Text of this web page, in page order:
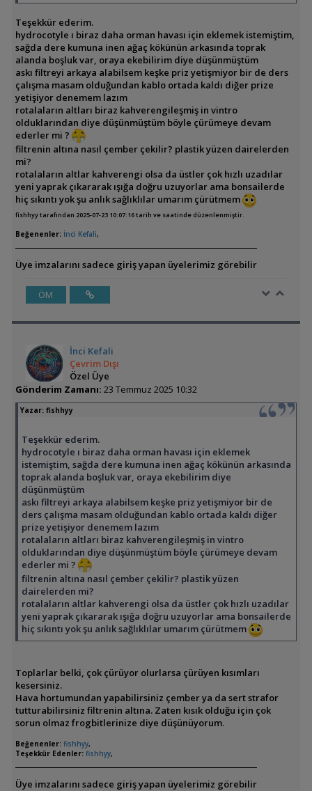
Teşekkür ederim.
hydrocotyle ı biraz daha orman havası için eklemek istemiştim,
sağda dere kumuna inen ağaç kökünün arkasında toprak
alanda boşluk var, oraya ekebilirim diye düşünmüştüm
askı filtreyi arkaya alabilsem keşke priz yetişmiyor bir de ders
çalışma masam olduğundan kablo ortada kaldı diğer prize
yetişiyor denemem lazım
rotalaların altları biraz kahverengileşmiş in vintro
olduklarından diye düşünmüştüm böyle çürümeye devam
ederler mi ?
filtrenin altına nasıl çember çekilir? plastik yüzen dairelerden
mi?
rotalaların altlar kahverengi olsa da üstler çok hızlı uzadılar
yeni yaprak çıkararak ışığa doğru uzuyorlar ama bonsailerde
hiç sıkıntı yok şu anlık sağlıklılar umarım çürütmem
fishhyy tarafından 2025-07-23 10:07:16 tarih ve saatinde düzenlenmiştir.
Beğenenler: İnci Kefali,
Üye imzalarını sadece giriş yapan üyelerimiz görebilir
ÖM
İnci Kefali
Çevrim Dışı
Özel Üye
Gönderim Zamanı: 23 Temmuz 2025 10:32
Yazar: fishhyy
Teşekkür ederim.
hydrocotyle ı biraz daha orman havası için eklemek
istemiştim, sağda dere kumuna inen ağaç kökünün arkasında
toprak alanda boşluk var, oraya ekebilirim diye
düşünmüştüm
askı filtreyi arkaya alabilsem keşke priz yetişmiyor bir de
ders çalışma masam olduğundan kablo ortada kaldı diğer
prize yetişiyor denemem lazım
rotalaların altları biraz kahverengileşmiş in vintro
olduklarından diye düşünmüştüm böyle çürümeye devam
ederler mi ?
filtrenin altına nasıl çember çekilir? plastik yüzen
dairelerden mi?
rotalaların altlar kahverengi olsa da üstler çok hızlı uzadılar
yeni yaprak çıkararak ışığa doğru uzuyorlar ama bonsailerde
hiç sıkıntı yok şu anlık sağlıklılar umarım çürütmem
Toplarlar belki, çok çürüyor olurlarsa çürüyen kısımları
kesersiniz.
Hava hortumundan yapabilirsiniz çember ya da sert strafor
tutturabilirsiniz filtrenin altına. Zaten kısık olduğu için çok
sorun olmaz frogbitlerinize diye düşünüyorum.
Beğenenler: fishhyy,
Teşekkür Edenler: fishhyy,
Üye imzalarını sadece giriş yapan üyelerimiz görebilir